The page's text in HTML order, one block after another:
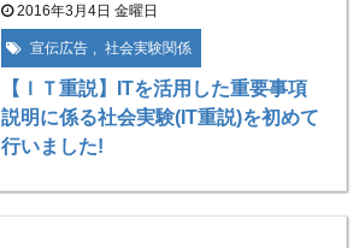
2016年3月4日 金曜日
宣伝広告 社会実験関係
【ＩＴ重説】ITを活用した重要事項
説明に係る社会実験(IT重説)を初めて
行いました!